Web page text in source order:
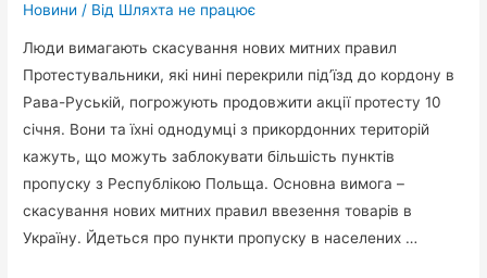
Новини / Від Шляхта не працює
Люди вимагають скасування нових митних правил
Протестувальники, які нині перекрили під’їзд до кордону в
Рава-Руській, погрожують продовжити акції протесту 10
січня. Вони та їхні однодумці з прикордонних територій
кажуть, що можуть заблокувати більшість пунктів
пропуску з Республікою Польща. Основна вимога –
скасування нових митних правил ввезення товарів в
Україну. Йдеться про пункти пропуску в населених …